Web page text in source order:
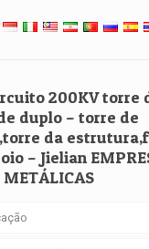
200KV torre
duplo – torre de
da
– Jielian
METÁLICAS